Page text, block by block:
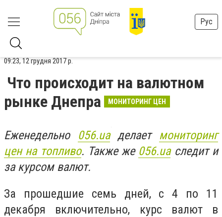
Рус
09:23, 12 грудня 2017 р.
Что происходит на валютном
рынке Днепра
МОНИТОРИНГ ЦЕН
Еженедельно 056.uaделает мониторинг
цен на топливо. Также же 056.uaследит и
за курсом валют.
За прошедшие семь дней, с 4 по 11
декабря включительно, курс валют в